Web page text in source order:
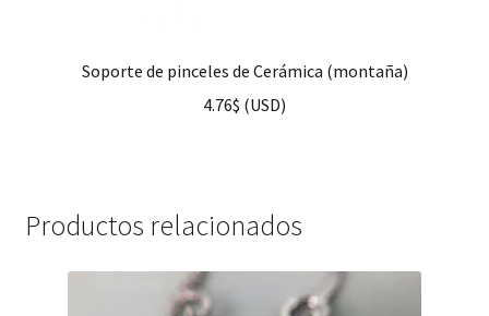
Soporte de pinceles de Cerámica (montaña)
4.76$ (USD)
Productos relacionados